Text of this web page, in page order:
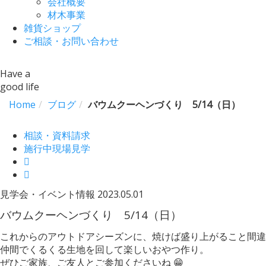
材木事業
雑貨ショップ
ご相談・お問い合わせ
Have a
good life
Home
ブログ バウムクーヘンづくり 5/14（日）
相談・資料請求
施行中現場見学
見学会・イベント情報 2023.05.01
バウムクーヘンづくり 5/14（日）
これからのアウトドアシーズンに、焼けば盛り上がること間
仲間でくるくる生地を回して楽しいおやつ作り。
ぜひご家族、ご友人とご参加くださいね 😁